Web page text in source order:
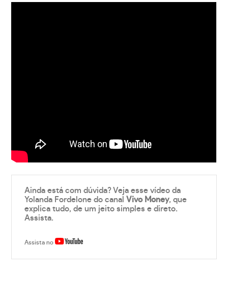
Ainda está com dúvida? Veja esse vídeo da
Yolanda Fordelone do canalVivo Money, que
explica tudo, de um jeito simples e direto.
Assista.
Assista no